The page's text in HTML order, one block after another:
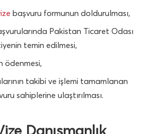
başvuru formunun doldurulması,
Pakistan Ticaret Odası
temin edilmesi,
ödenmesi,
takibi ve işlemi tamamlanan
sahiplerine ulaştırılması.
Danışmanlık